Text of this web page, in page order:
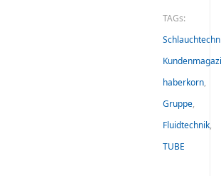
TAGs:
haberkorn,
Gruppe,
Fluidtechnik,
TUBE